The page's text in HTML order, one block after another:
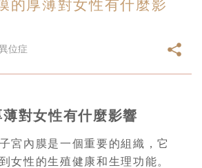
的厚薄對女性有什麼影
位症
對女性有什麼影響
宮內膜是一個重要的組織，它
女性的生殖健康和生理功能。